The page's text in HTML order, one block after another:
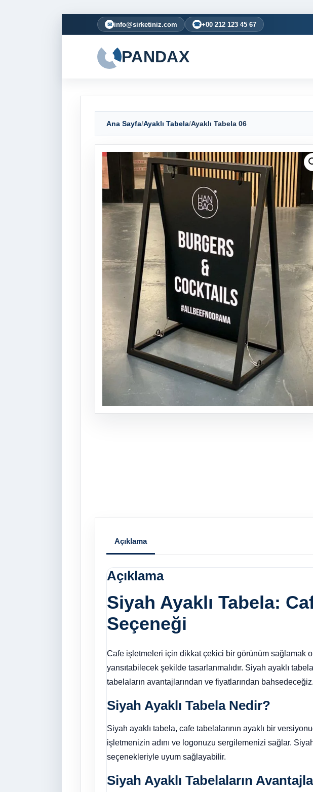
✉ info@sirketiniz.com ☎+00 212 123 45 67
PANDAX
Ana Sayfa/Ayaklı Tabela/Ayaklı Tabela 06
Açıklama
Açıklama
Siyah Ayaklı Tabela:
Seçeneği
Cafe işletmeleri için dikkat çekici bir görünüm sağlamak
yansıtabilecek şekilde tasarlanmalıdır. Siyah ayaklı
tabelaların avantajlarından ve fiyatlarından bahsedeceğiz.
Siyah Ayaklı Tabela Nedir?
Siyah ayaklı tabela, cafe tabelalarının ayaklı bir
işletmenizin adını ve logonuzu sergilemenizi sağlar.
seçenekleriyle uyum sağlayabilir.
Siyah Ayaklı Tabelaların